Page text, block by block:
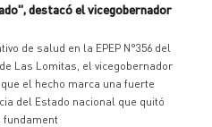
destacó el vicegobernador
de salud en la EPEP N°356 del
Las Lomitas, el vicegobernador
el hecho marca una fuerte
del Estado nacional que quitó
fundament